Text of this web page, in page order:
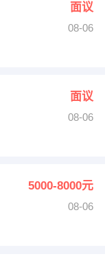
面议
08-06
面议
08-06
5000-8000元
08-06